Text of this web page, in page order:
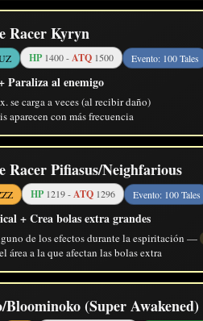
Racer Kyryn
HP1400 -ATQ 1500 Evento: 100 Tales
Paraliza al enemigo
se carga a veces (al recibir daño)
aparecen con más frecuencia
Racer Pifiasus/Neighfarious
HP1219 -ATQ 1296 Evento: 100 Tales
+ Crea bolas extra grandes
de los efectos durante la espiritación —
área a la que afectan las bolas extra
(Super Awakened)